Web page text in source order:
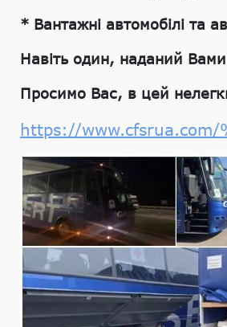
* Вантажні автомобілі та
Навіть один, наданий
Просимо Вас, в цей
https://www.cfsrua.com/